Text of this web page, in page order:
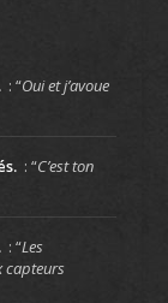
: “Oui et j’avoue
: “C’est ton
: “Les
capteurs